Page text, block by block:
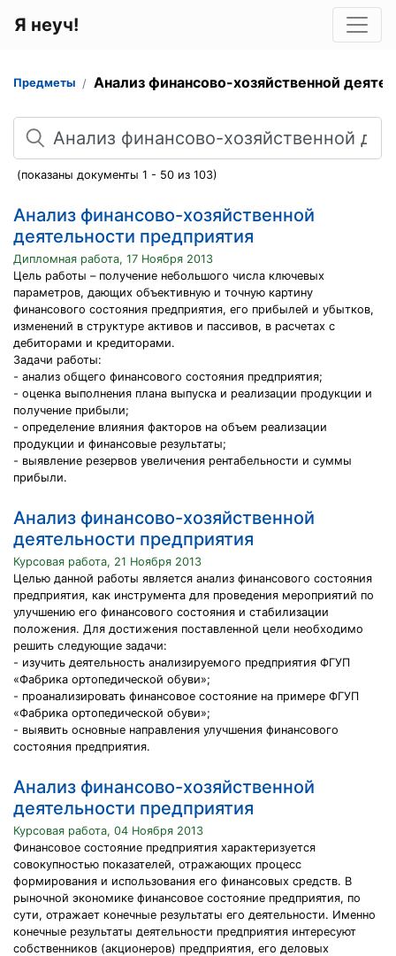
Я неуч!
Предметы Анализ финансово-хозяйственной
Поиск
(показаны документы 1 - 50 из 103)
Анализ финансово-хозяйственной
деятельности предприятия
Дипломная работа, 17 Ноября 2013
Цель работы – получение небольшого числа ключевых
параметров, дающих объективную и точную картину
финансового состояния предприятия, его прибылей и убытков,
изменений в структуре активов и пассивов, в расчетах с
дебиторами и кредиторами.
Задачи работы:
- анализ общего финансового состояния предприятия;
- оценка выполнения плана выпуска и реализации продукции и
получение прибыли;
- определение влияния факторов на объем реализации
продукции и финансовые результаты;
- выявление резервов увеличения рентабельности и суммы
прибыли.
Анализ финансово-хозяйственной
деятельности предприятия
Курсовая работа, 21 Ноября 2013
Целью данной работы является анализ финансового состояния
предприятия, как инструмента для проведения мероприятий по
улучшению его финансового состояния и стабилизации
положения. Для достижения поставленной цели необходимо
решить следующие задачи:
- изучить деятельность анализируемого предприятия ФГУП
«Фабрика ортопедической обуви»;
- проанализировать финансовое состояние на примере ФГУП
«Фабрика ортопедической обуви»;
- выявить основные направления улучшения финансового
состояния предприятия.
Анализ финансово-хозяйственной
деятельности предприятия
Курсовая работа, 04 Ноября 2013
Финансовое состояние предприятия характеризуется
совокупностью показателей, отражающих процесс
формирования и использования его финансовых средств. В
рыночной экономике финансовое состояние предприятия, по
сути, отражает конечные результаты его деятельности. Именно
конечные результаты деятельности предприятия интересуют
собственников (акционеров) предприятия, его деловых